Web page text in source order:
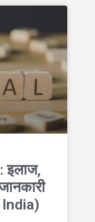
इलाज,